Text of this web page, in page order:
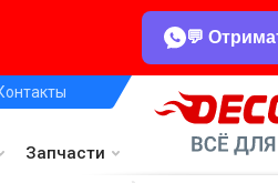
💬
Запчасти